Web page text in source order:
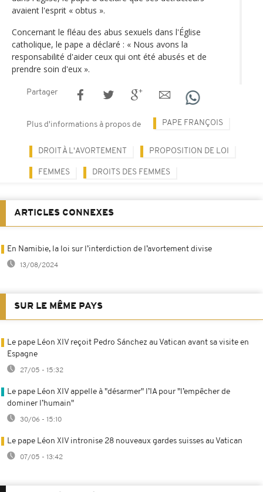
avaient l'esprit « obtus ».
Concernant le fléau des abus sexuels dans l'Église
catholique, le pape a déclaré : « Nous avons la
responsabilité d'aider ceux qui ont été abusés et de
prendre soin d'eux ».
Partager
Plus d'informations à propos de PAPE FRANÇOIS
DROIT À L'AVORTEMENT PROPOSITION DE LOI
FEMMES DROITS DES FEMMES
ARTICLES CONNEXES
En Namibie, la loi sur l’interdiction de l’avortement divise
13/08/2024
SUR LE MÊME PAYS
Le pape Léon XIV reçoit Pedro Sánchez au Vatican avant sa visite en
Espagne
27/05 - 15:32
Le pape Léon XIV appelle à "désarmer" l’IA pour "l’empêcher de
dominer l’humain"
30/06 - 15:10
Le pape Léon XIV intronise 28 nouveaux gardes suisses au Vatican
07/05 - 13:42